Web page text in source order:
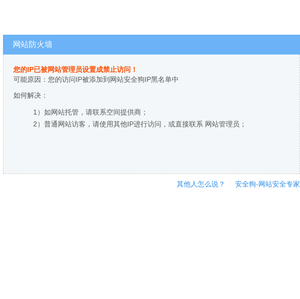
网站防火墙
您的IP已被网站管理员设置成禁止访问！
可能原因：您的访问IP被添加到网站安全狗IP黑名单中
如何解决：
1）如网站托管，请联系空间提供商；
2）普通网站访客，请使用其他IP进行访问，或直接联系 网站管理员；
其他人怎么说？ 安全狗-网站安全专家